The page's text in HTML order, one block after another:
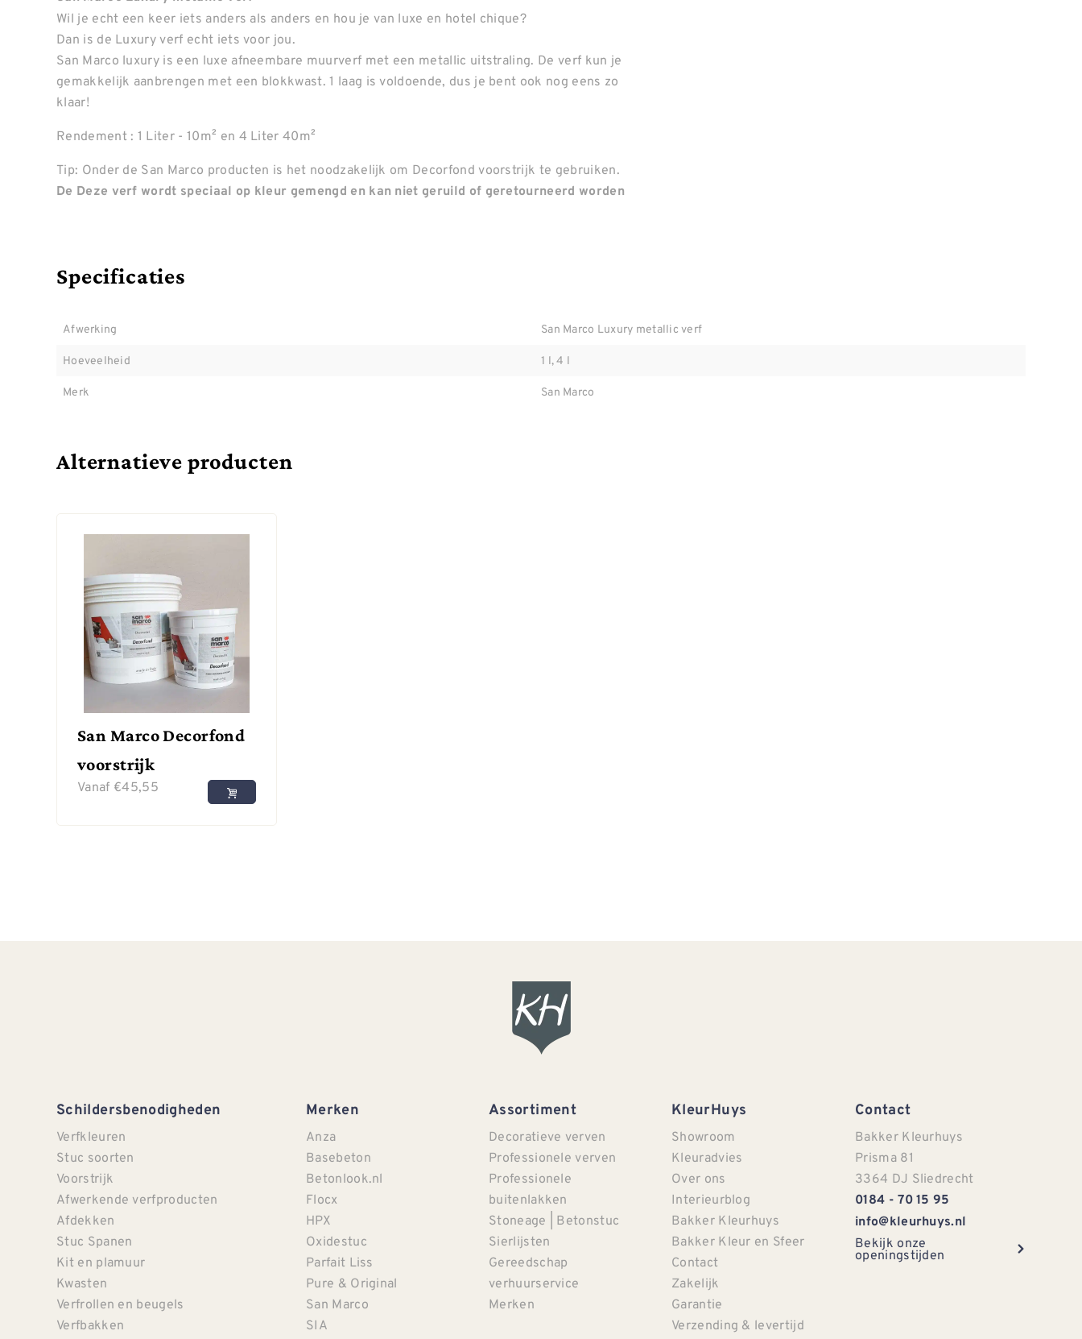
Wil je echt een keer iets anders als anders en hou je van luxe en hotel chique?
Dan is de Luxury verf echt iets voor jou.
San Marco luxury is een luxe afneembare muurverf met een metallic uitstraling. De verf kun je
gemakkelijk aanbrengen met een blokkwast. 1 laag is voldoende, dus je bent ook nog eens zo
klaar!
Rendement : 1 Liter - 10m² en 4 Liter 40m²
Tip: Onder de San Marco producten is het noodzakelijk om Decorfond voorstrijk te gebruiken.
De Deze verf wordt speciaal op kleur gemengd en kan niet geruild of geretourneerd worden
Specificaties
Afwerking
San Marco Luxury metallic verf
Hoeveelheid
1 l, 4 l
Merk
San Marco
Alternatieve producten
San Marco Decorfond
voorstrijk
Vanaf €45,55
Schildersbenodigheden
Verfkleuren
Stuc soorten
Voorstrijk
Afwerkende verfproducten
Afdekken
Stuc Spanen
Kit en plamuur
Kwasten
Verfrollen en beugels
Verfbakken
Merken
Anza
Basebeton
Betonlook.nl
Flocx
HPX
Oxidestuc
Parfait Liss
Pure & Original
San Marco
SIA
Assortiment
Decoratieve verven
Professionele verven
Professionele
buitenlakken
Stoneage | Betonstuc
Sierlijsten
Gereedschap
verhuurservice
Merken
KleurHuys
Showroom
Kleuradvies
Over ons
Interieurblog
Bakker Kleurhuys
Bakker Kleur en Sfeer
Contact
Zakelijk
Garantie
Verzending & levertijd
Contact
Bakker Kleurhuys
Prisma 81
3364 DJ Sliedrecht
0184 - 70 15 95
info@kleurhuys.nl
Bekijk onze
openingstijden